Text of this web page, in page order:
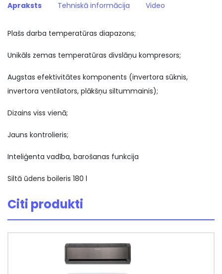
Apraksts Tehniskā informācija Video
Plašs darba temperatūras diapazons;
Unikāls zemas temperatūras divslāņu kompresors;
Augstas efektivitātes komponents (invertora sūknis,
invertora ventilators, plākšņu siltummainis);
Dizains viss vienā;
Jauns kontrolieris;
Inteliģenta vadība, barošanas funkcija
Siltā ūdens boileris 180 l
Citi produkti